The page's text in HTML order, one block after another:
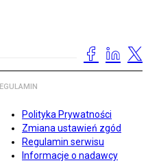
Polityka Prywatności
Zmiana ustawień zgód
Regulamin serwisu
Informacje o nadawcy